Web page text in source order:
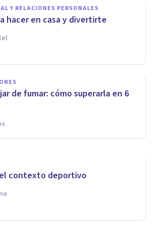
Y RELACIONES PERSONALES
hacer en casa y divertirte
de fumar: cómo superarla en 6
la rabia de
y adecuada: 4
contexto deportivo